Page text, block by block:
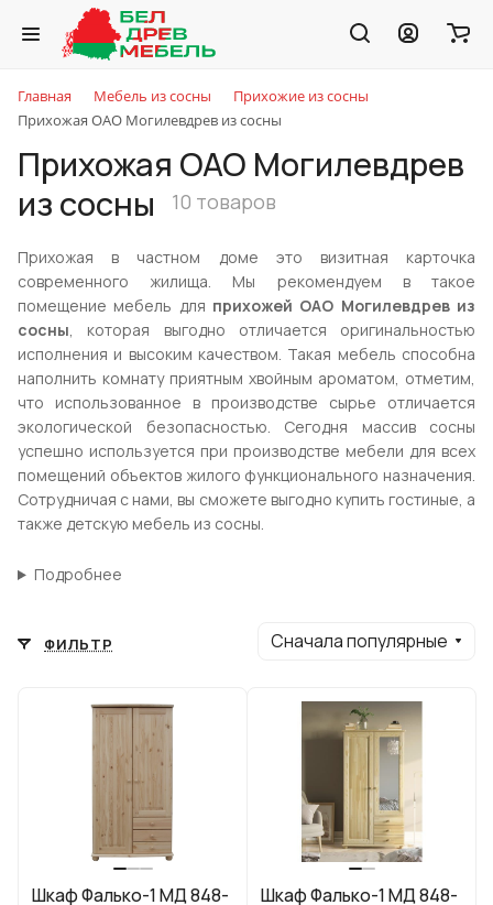
Главная Мебель из сосны
Прихожие из сосны
Прихожая ОАО Могилевдрев из сосны
Прихожая ОАО Могилевдрев
из сосны
10 товаров
Прихожая в частном доме это визитная карточка
современного жилища. Мы рекомендуем в такое
помещение мебель для прихожей ОАО Могилевдрев из
сосны, которая выгодно отличается оригинальностью
исполнения и высоким качеством. Такая мебель способна
наполнить комнату приятным хвойным ароматом, отметим,
что использованное в производстве сырье отличается
экологической безопасностью. Сегодня массив сосны
успешно используется при производстве мебели для всех
помещений объектов жилого функционального назначения.
Сотрудничая с нами, вы сможете выгодно купить гостиные, а
также детскую мебель из сосны.
Подробнее
ФИЛЬТР Сначала популярные
Шкаф Фалько-1 МД 848-
Шкаф Фалько-1 МД 848-